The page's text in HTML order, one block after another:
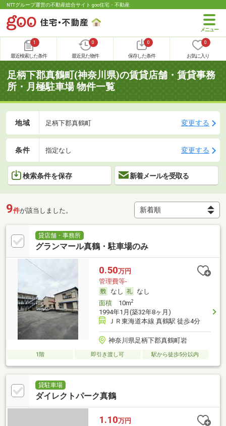
NTTグループ運営の不動産総合サイト goo住宅・不動産
1
最近検索した条件
0
最近見た物件
0
保存した条件
0
お気に入り
足柄下郡真鶴町(神奈川県)の賃貸店舗・賃貸事務
所・月極駐車場 物件一覧
地域 足柄下郡真鶴町 変更する
条件 指定なし 変更する
検索条件を保存 新着メールを受取る
9件が該当しました。
貸店舗・事務所
グランマール真鶴・駐車場のみ
0.50万円
管理費等-
なし
なし
面積10m2
1994年1月(築32年8ヶ月)
ＪＲ東海道本線 真鶴駅 徒歩4分
神奈川県足柄下郡真鶴町岩
1階 即引き渡し可 駅から徒歩5分以内
貸駐車場
ダイレクトパーク真鶴
1.10万円